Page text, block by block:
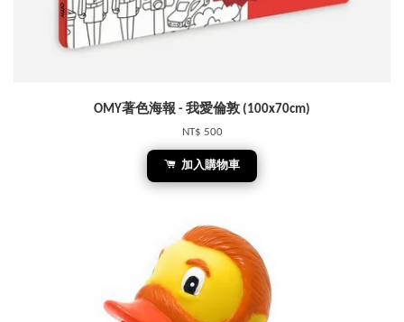
OMY著色海報 - 我愛倫敦 (100x70cm)
NT$ 500
加入購物車